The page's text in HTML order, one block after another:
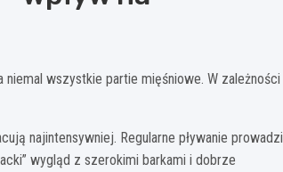
niemal wszystkie partie mięśniowe. W zależności
najintensywniej. Regularne pływanie prowadzi
wygląd z szerokimi barkami i dobrze